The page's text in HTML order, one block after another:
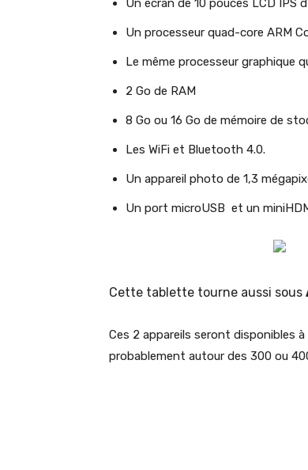
Un écran de 10 pouces LCD IPS
Un processeur quad-core ARM
Le même processeur graphique
2 Go de RAM
8 Go ou 16 Go de mémoire de
Les WiFi et Bluetooth 4.0.
Un appareil photo de 1,3
Un port microUSB et un
Cette tablette tourne aussi sous
Ces 2 appareils seront disponibles
probablement autour des 300 ou